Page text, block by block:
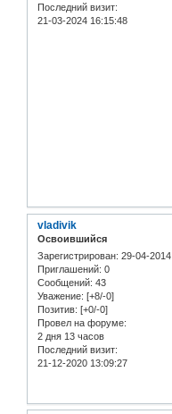
Последний визит:
21-03-2024 16:15:48
vladivik
Освоившийся
Зарегистрирован: 29-04-2014
Приглашений: 0
Сообщений: 43
Уважение: [+8/-0]
Позитив: [+0/-0]
Провел на форуме:
2 дня 13 часов
Последний визит:
21-12-2020 13:09:27